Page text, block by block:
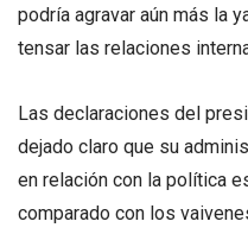
podría agravar aún más la
tensar las relaciones
Las declaraciones del
dejado claro que su
en relación con la política
comparado con los